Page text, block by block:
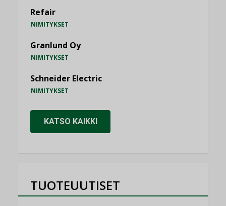
Refair
NIMITYKSET
Granlund Oy
NIMITYKSET
Schneider Electric
NIMITYKSET
KATSO KAIKKI
TUOTEUUTISET